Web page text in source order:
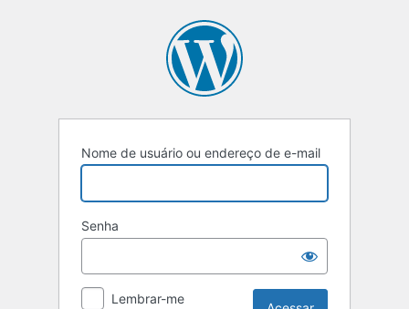
Nome de usuário ou endereço de e-mail
Senha
Lembrar-me